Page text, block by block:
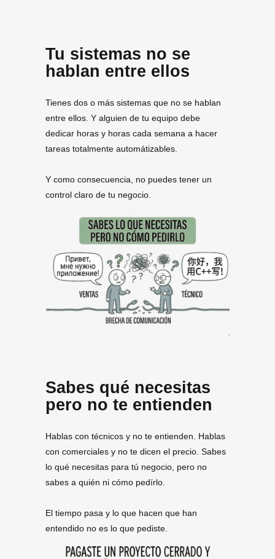
Tu sistemas no se
hablan entre ellos
Tienes dos o más sistemas que no se hablan
entre ellos. Y alguien de tu equipo debe
dedicar horas y horas cada semana a hacer
tareas totalmente automátizables.
Y como consecuencia, no puedes tener un
control claro de tu negocio.
Sabes qué necesitas
pero no te entienden
Hablas con técnicos y no te entienden. Hablas
con comerciales y no te dicen el precio. Sabes
lo qué necesitas para tú negocio, pero no
sabes a quién ni cómo pedírlo.
El tiempo pasa y lo que hacen que han
entendido no es lo que pediste.